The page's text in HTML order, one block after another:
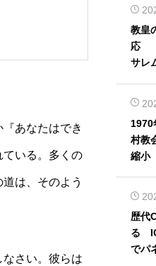
あなたはでき
ている。多くの
は、そのよう
さい。彼らは
教皇
応
サレ
1970
村教
縮小
歴代
る
でパ